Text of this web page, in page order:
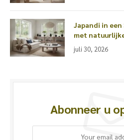
Japandi in
met
juli 30, 2026
Abonneer u